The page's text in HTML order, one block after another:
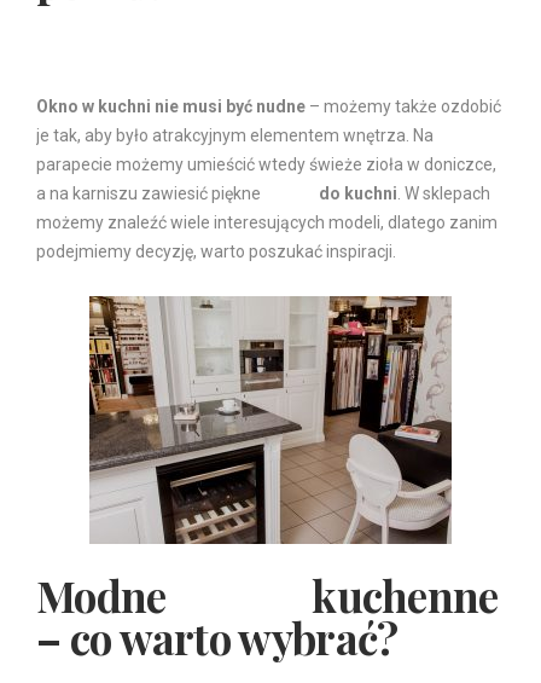
Okno w kuchni nie musi być nudne – możemy także ozdobić
je tak, aby było atrakcyjnym elementem wnętrza. Na
parapecie możemy umieścić wtedy świeże zioła w doniczce,
a na karniszu zawiesić piękne
do kuchni . W sklepach
możemy znaleźć wiele interesujących modeli, dlatego zanim
podejmiemy decyzję, warto poszukać inspiracji.
Modne kuchenne
– co warto wybrać?